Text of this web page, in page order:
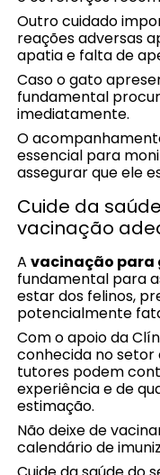
Outro cuidado
reações adversas
apatia e falta de
Caso o gato
fundamental
imediatamente.
O
essencial para
assegurar que ele
Cuide da
vacinação
Avacinação para
fundamental para
estar dos felinos,
potencialmente
Com o apoio da
conhecida no setor
tutores podem
experiência e de
estimação.
Não deixe de
calendário de